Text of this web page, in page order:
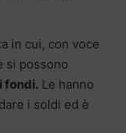
in cui, con voce
si possono
fondi. Le hanno
i soldi ed è